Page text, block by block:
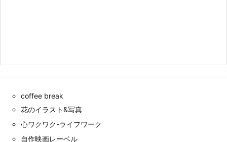
coffee break
花のイラスト&写真
心ワクワク-ライフワーク
自作映画レーベル